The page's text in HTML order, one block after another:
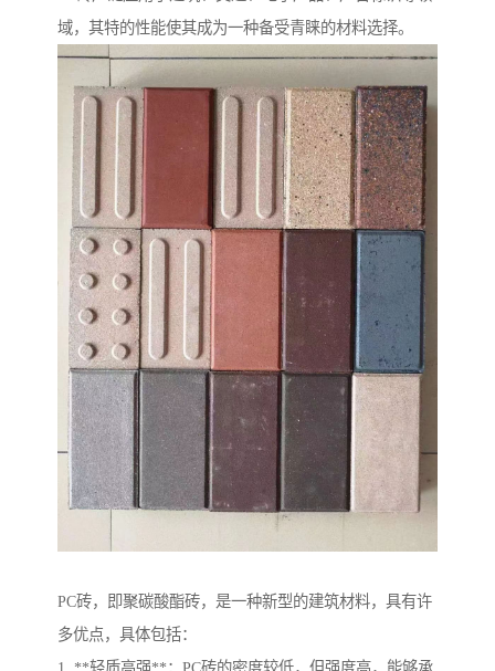
域，其特的性能使其成为一种备受青睐的材料选择。
PC砖，即聚碳酸酯砖，是一种新型的建筑材料，具有许
多优点，具体包括：
1. **轻质高强**：PC砖的密度较低，但强度高，能够承